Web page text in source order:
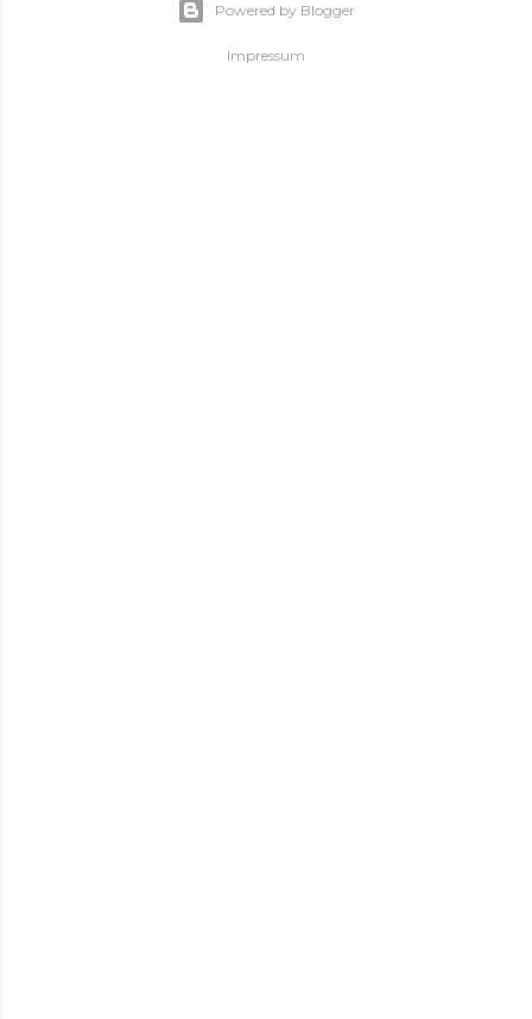
Powered by Blogger
Impressum